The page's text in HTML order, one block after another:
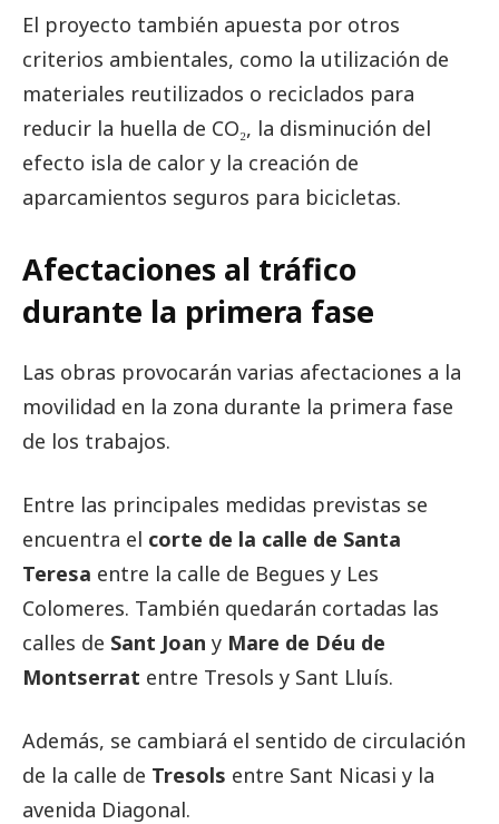
El proyecto también apuesta por otros
criterios ambientales, como la utilización de
materiales reutilizados o reciclados para
reducir la huella de CO₂, la disminución del
efecto isla de calor y la creación de
aparcamientos seguros para bicicletas.
Afectaciones al tráfico
durante la primera fase
Las obras provocarán varias afectaciones a la
movilidad en la zona durante la primera fase
de los trabajos.
Entre las principales medidas previstas se
encuentra el corte de la calle de Santa
Teresa entre la calle de Begues y Les
Colomeres. También quedarán cortadas las
calles de Sant Joan y Mare de Déu de
Montserrat entre Tresols y Sant Lluís.
Además, se cambiará el sentido de circulación
de la calle de Tresols entre Sant Nicasi y la
avenida Diagonal.